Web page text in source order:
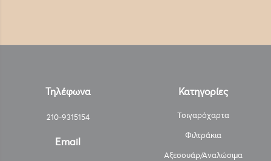
Τηλέφωνα
210-9315154
Email
Κατηγορίες
Τσιγαρόχαρτα
Φιλτράκια
Αξεσουάρ/Αναλώσιμα